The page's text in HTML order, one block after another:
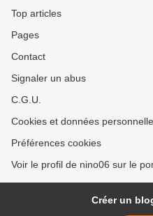
Top articles
Pages
Contact
Signaler un abus
C.G.U.
Cookies et données
Préférences cookies
Voir le profil de nino06 sur le
Créer un